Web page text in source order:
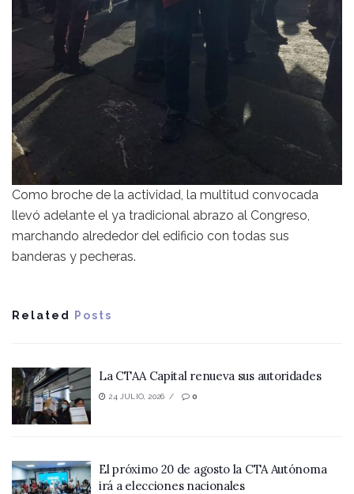
Como broche de la actividad, la multitud convocada
llevó adelante el ya tradicional abrazo al Congreso,
marchando alrededor del edificio con todas sus
banderas y pecheras.
Related Posts
La CTAA Capital renueva sus autoridades
24 JULIO, 2026 0
El próximo 20 de agosto la CTA Autónoma
irá a elecciones nacionales